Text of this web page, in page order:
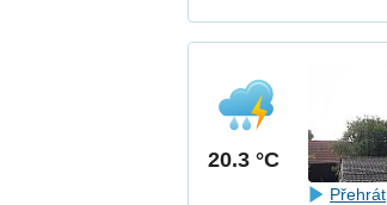
20.3 °C
Přehrát